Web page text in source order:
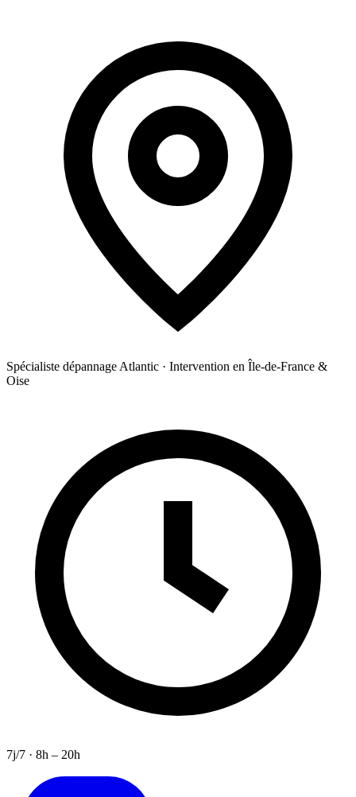
Spécialiste dépannage Atlantic · Intervention en Île-de-France &
Oise
7j/7 · 8h – 20h